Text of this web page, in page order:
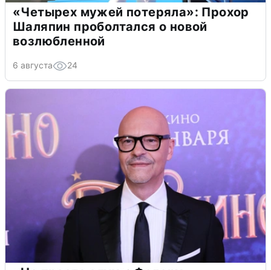
«Четырех мужей потеряла»: Прохор
Шаляпин проболтался о новой
возлюбленной
6 августа 24